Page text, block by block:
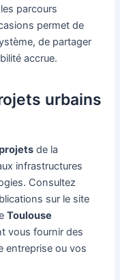
parcours
permet de
de partager
accrue.
urbains
de la
infrastructures
Consultez
sur le site
Toulouse
vous fournir des
entreprise ou vos